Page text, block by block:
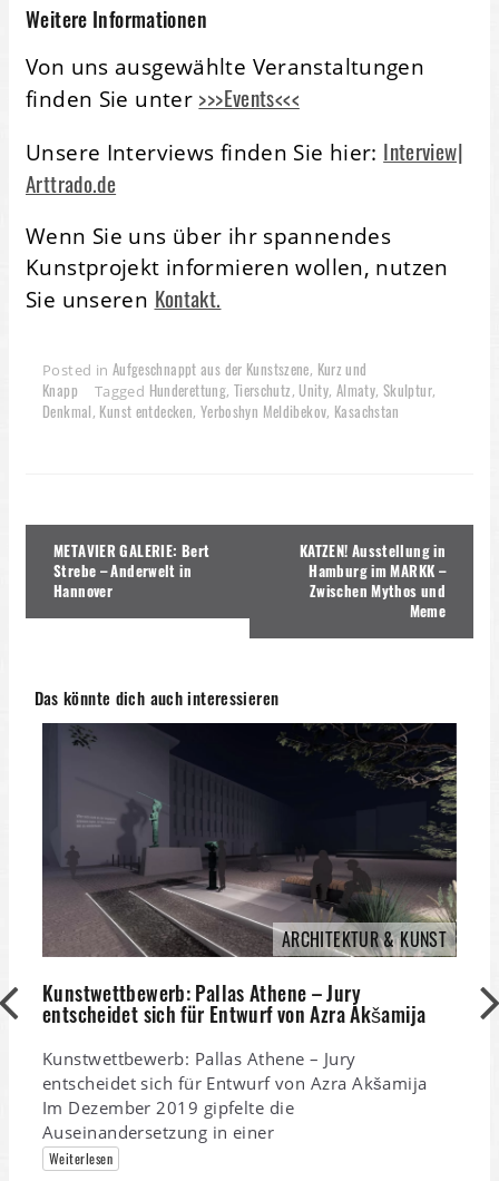
Weitere Informationen
Von uns ausgewählte Veranstaltungen
finden Sie unter >>>Events<<<
Unsere Interviews finden Sie hier: Interview|
Arttrado.de
Wenn Sie uns über ihr spannendes
Kunstprojekt informieren wollen, nutzen
Sie unseren Kontakt.
Posted in Aufgeschnappt aus der Kunstszene, Kurz und
Knapp
Tagged Hunderettung, Tierschutz, Unity, Almaty, Skulptur,
Denkmal, Kunst entdecken, Yerboshyn Meldibekov, Kasachstan
Beitragsnavigation
METAVIER GALERIE: Bert
Strebe – Anderwelt in
Hannover
KATZEN! Ausstellung in
Hamburg im MARKK –
Zwischen Mythos und
Meme
Das könnte dich auch interessieren
ARCHITEKTUR & KUNST
Kunstwettbewerb: Pallas Athene – Jury
entscheidet sich für Entwurf von Azra Akšamija
Kunstwettbewerb: Pallas Athene – Jury
entscheidet sich für Entwurf von Azra Akšamija
Im Dezember 2019 gipfelte die
Auseinandersetzung in einer
Weiterlesen